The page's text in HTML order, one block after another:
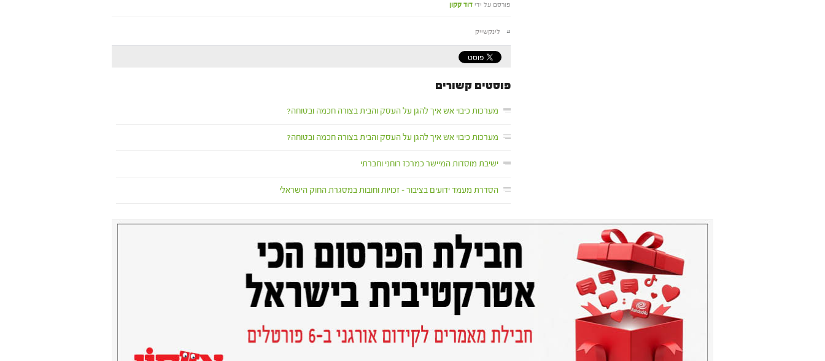
פורסם על ידי דוד קקון
# לינקשייק
פוסטים קשורים
מערכות כיבוי אש איך להגן על העסק והבית בצורה חכמה ובטוחה?
מערכות כיבוי אש איך להגן על העסק והבית בצורה חכמה ובטוחה?
ישיבת מוסדות המיישר כמרכז רוחני וחברתי
הסדרת מעמד ידועים בציבור – זכויות וחובות במסגרת החוק הישראלי